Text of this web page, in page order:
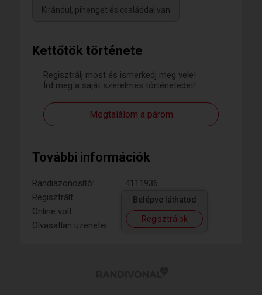
Kettőtök története
Regisztrálj most és ismerkedj meg vele!
Írd meg a saját szerelmes történetedet!
Megtalálom a párom
További információk
Randiazonosító:
4111936
Regisztrált:
Online volt:
Olvasatlan üzenetei:
Belépve láthatod
Regisztrálok
Kirándul, pihenget és családdal van